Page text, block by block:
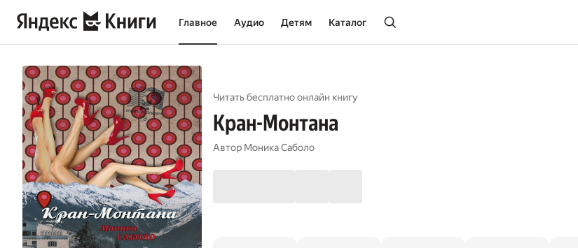
Главное Аудио Детям Каталог
Читать бесплатно онлайн книгу
Кран-Монтана
Автор Моника Саболо